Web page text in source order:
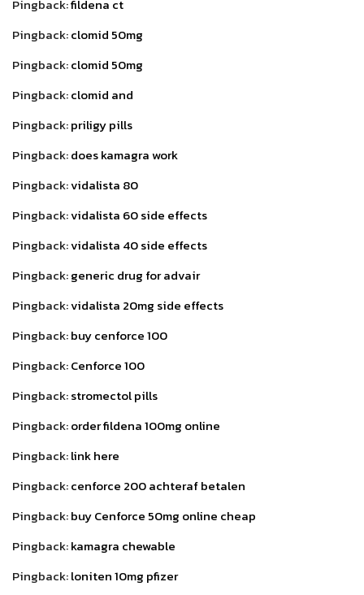
Pingback:fildena ct
Pingback:clomid 50mg
Pingback:clomid 50mg
Pingback:clomid and
Pingback:priligy pills
Pingback:does kamagra work
Pingback:vidalista 80
Pingback:vidalista 60 side effects
Pingback:vidalista 40 side effects
Pingback:generic drug for advair
Pingback:vidalista 20mg side effects
Pingback:buy cenforce 100
Pingback:Cenforce 100
Pingback:stromectol pills
Pingback:order fildena 100mg online
Pingback:link here
Pingback:cenforce 200 achteraf betalen
Pingback:buy Cenforce 50mg online cheap
Pingback:kamagra chewable
Pingback:loniten 10mg pfizer